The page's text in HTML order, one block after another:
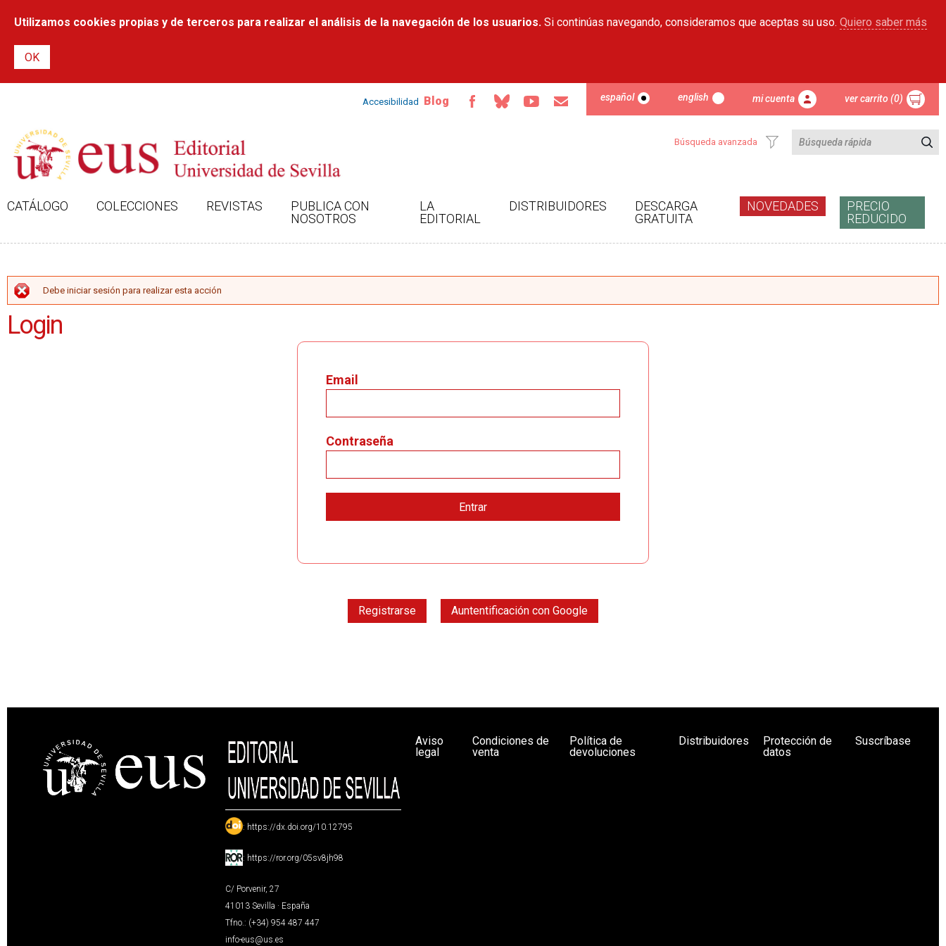
contenido
Utilizamos cookies propias y de terceros para realizar el análisis de la navegación de los usuarios. Si continúas navegando, consideramos que aceptas su uso. Quiero saber más
Accesibilidad Blog español english mi cuenta ver carrito (0)
Búsqueda avanzada
CATÁLOGO COLECCIONES REVISTAS
PUBLICA CON
NOSOTROS
LA
EDITORIAL
DISTRIBUIDORES
DESCARGA
GRATUITA
NOVEDADES
PRECIO
REDUCIDO
MENSAJE DE ERROR
Debe iniciar sesión para realizar esta acción
Login
Email
Contraseña
Registrarse Auntentificación con Google
: https://dx.doi.org/10.12795
: https://ror.org/05sv8jh98
C/ Porvenir, 27
41013 Sevilla · España
Tfno.: (+34) 954 487 447
info-eus@us.es
Aviso
legal
Condiciones de
venta
Política de
devoluciones
Distribuidores
Protección de
datos
Suscríbase